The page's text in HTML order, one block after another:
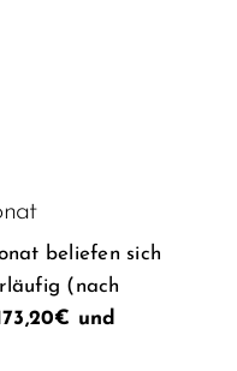
beliefen sich
(nach
und